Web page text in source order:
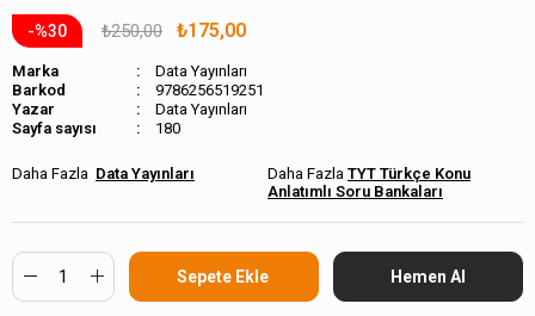
30 ₺250,00 ₺175,00
Marka
Data Yayınları
Barkod
9786256519251
Data Yayınları
Sayfa sayısı
180
Data Yayınları
TYT Türkçe Konu
Anlatımlı Soru Bankaları